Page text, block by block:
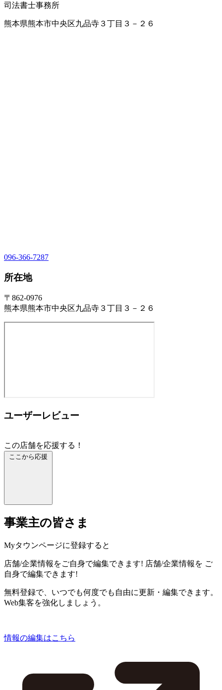
司法書士事務所
熊本県熊本市中央区九品寺３丁目３－２６
096-366-7287
所在地
〒862-0976
熊本県熊本市中央区九品寺３丁目３－２６
ユーザーレビュー
この店舗を応援する！
ここから応援
事業主の皆さま
Myタウンページに登録すると
店舗/企業情報をご自身で編集できます! 店舗/企業情報を ご
自身で編集できます!
無料登録で、いつでも何度でも自由に更新・編集できます。
Web集客を強化しましょう。
情報の編集はこちら